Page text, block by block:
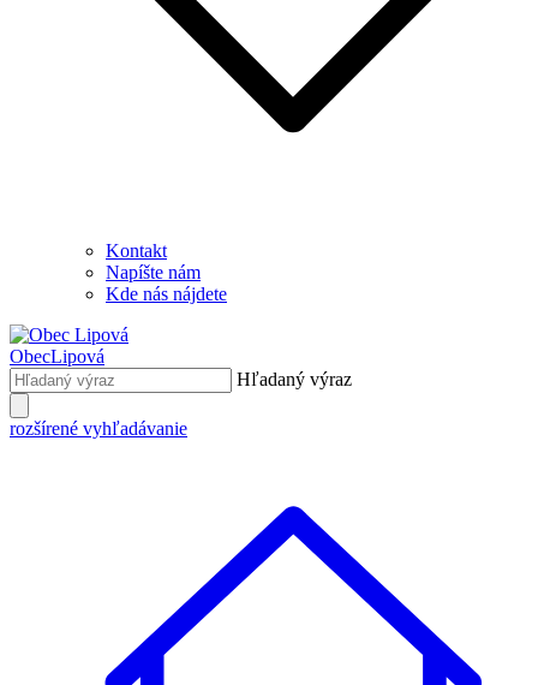
Kontakt
Napíšte nám
Kde nás nájdete
ObecLipová
Hľadaný výraz
rozšírené vyhľadávanie